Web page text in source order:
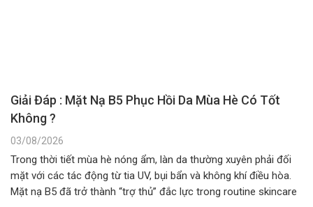
Giải Đáp : Mặt Nạ B5 Phục Hồi Da Mùa Hè Có Tốt
Không ?
03/08/2026
Trong thời tiết mùa hè nóng ẩm, làn da thường xuyên phải đối
mặt với các tác động từ tia UV, bụi bẩn và không khí điều hòa.
Mặt nạ B5 đã trở thành “trợ thủ” đắc lực trong routine skincare